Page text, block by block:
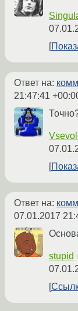
Ответ на:
21:47:41
Ответ на:
07.01.2017
stupid